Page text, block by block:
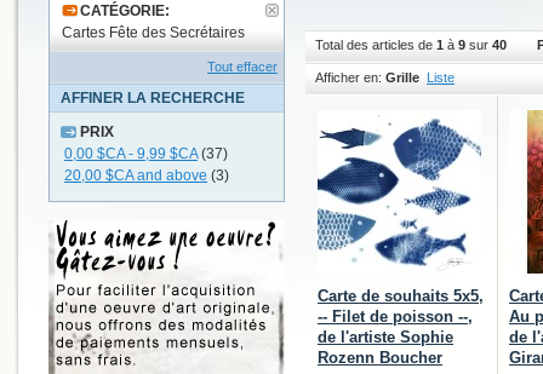
Total des articles de 1 à 9 sur 40
Afficher en: Grille Liste
Carte de souhaits 5x5,
-- Filet de poisson --,
de l'artiste Sophie
Rozenn Boucher
Au
de
CATÉGORIE:
Cartes Fête des Secrétaires
Tout effacer
AFFINER LA RECHERCHE
PRIX
0,00 $CA- 9,99 $CA(37)
20,00 $CAand above (3)